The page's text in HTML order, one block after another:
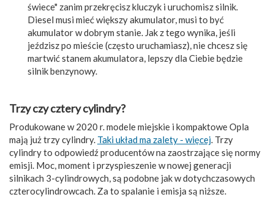
świece" zanim przekręcisz kluczyk i uruchomisz silnik.
Diesel musi mieć większy akumulator, musi to być
akumulator w dobrym stanie. Jak z tego wynika, jeśli
jeździsz po mieście (często uruchamiasz), nie chcesz się
martwić stanem akumulatora, lepszy dla Ciebie będzie
silnik benzynowy.
Trzy czy cztery cylindry?
Produkowane w 2020 r. modele miejskie i kompaktowe Opla
mają już trzy cylindry. Taki układ ma zalety - więcej. Trzy
cylindry to odpowiedź producentów na zaostrzające się normy
emisji. Moc, moment i przyspieszenie w nowej generacji
silnikach 3-cylindrowych, są podobne jak w dotychczasowych
czterocylindrowcach. Za to spalanie i emisja są niższe.